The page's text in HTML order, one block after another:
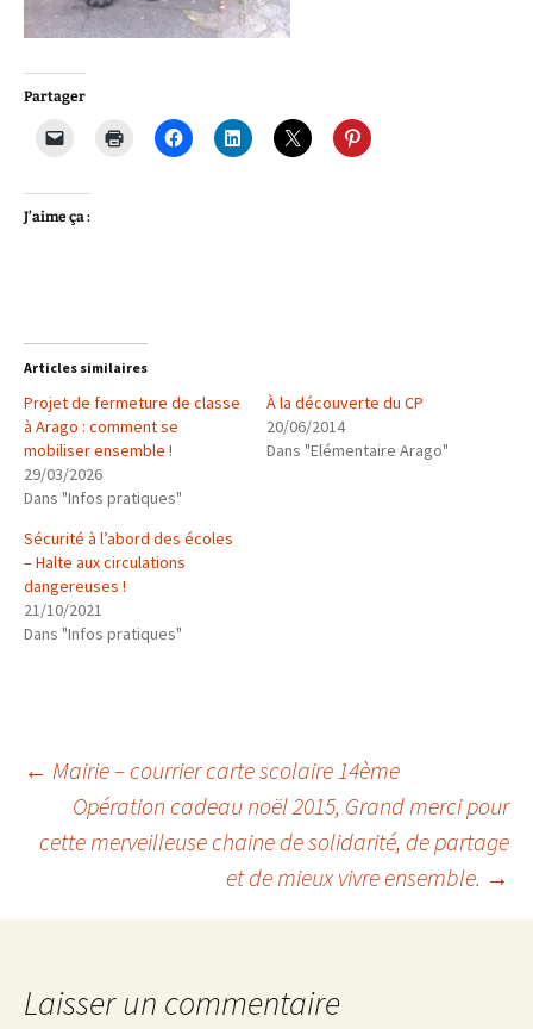
Partager
J’aime ça :
Articles similaires
Projet de fermeture de classe
à Arago : comment se
mobiliser ensemble !
29/03/2026
Dans "Infos pratiques"
À la découverte du CP
20/06/2014
Dans "Elémentaire Arago"
Sécurité à l’abord des écoles
– Halte aux circulations
dangereuses !
21/10/2021
Dans "Infos pratiques"
Navigation
des
articles
← Mairie – courrier carte scolaire 14ème
Opération cadeau noël 2015, Grand merci pour
cette merveilleuse chaine de solidarité, de partage
et de mieux vivre ensemble. →
Laisser un commentaire